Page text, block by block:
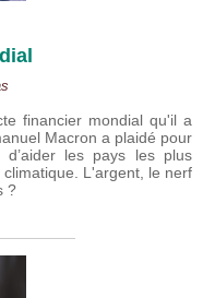
financier mondial qu'il a
Macron a plaidé pour
les pays les plus
L'argent, le nerf
?